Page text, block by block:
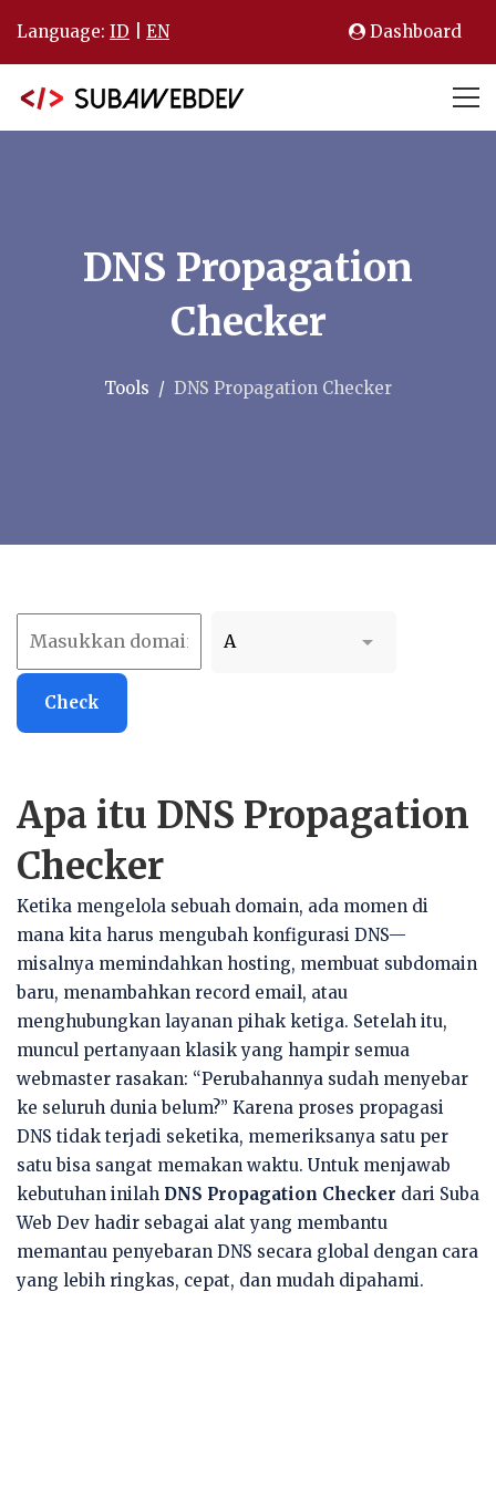
Language: ID EN Dashboard
DNS Propagation
Checker
Tools DNS Propagation Checker
Check
Apa itu DNS Propagation
Checker
Ketika mengelola sebuah domain, ada momen di
mana kita harus mengubah konfigurasi DNS—
misalnya memindahkan hosting, membuat subdomain
baru, menambahkan record email, atau
menghubungkan layanan pihak ketiga. Setelah itu,
muncul pertanyaan klasik yang hampir semua
webmaster rasakan: “Perubahannya sudah menyebar
ke seluruh dunia belum?” Karena proses propagasi
DNS tidak terjadi seketika, memeriksanya satu per
satu bisa sangat memakan waktu. Untuk menjawab
kebutuhan inilah DNS Propagation Checker dari Suba
Web Dev hadir sebagai alat yang membantu
memantau penyebaran DNS secara global dengan cara
yang lebih ringkas, cepat, dan mudah dipahami.